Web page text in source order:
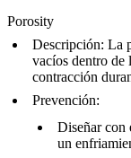
Porosity
Descripción: La
vacíos dentro de
contracción
Prevención:
Diseñar con
un